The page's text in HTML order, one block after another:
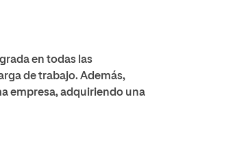
en todas las
de trabajo. Además,
empresa, adquiriendo una